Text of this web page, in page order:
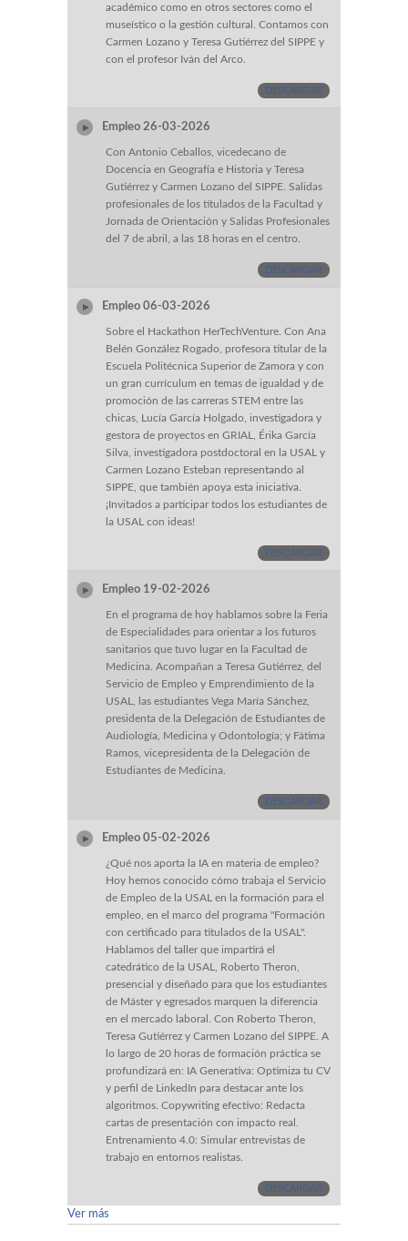
académico como en otros sectores como el
museístico o la gestión cultural. Contamos con
Carmen Lozano y Teresa Gutiérrez del SIPPE y
con el profesor Iván del Arco.
DESCARGAR
Empleo 26-03-2026
Con Antonio Ceballos, vicedecano de
Docencia en Geografía e Historia y Teresa
Gutiérrez y Carmen Lozano del SIPPE. Salidas
profesionales de los titulados de la Facultad y
Jornada de Orientación y Salidas Profesionales
del 7 de abril, a las 18 horas en el centro.
DESCARGAR
Empleo 06-03-2026
Sobre el Hackathon HerTechVenture. Con Ana
Belén González Rogado, profesora titular de la
Escuela Politécnica Superior de Zamora y con
un gran currículum en temas de igualdad y de
promoción de las carreras STEM entre las
chicas, Lucía García Holgado, investigadora y
gestora de proyectos en GRIAL, Érika García
Silva, investigadora postdoctoral en la USAL y
Carmen Lozano Esteban representando al
SIPPE, que también apoya esta iniciativa.
¡Invitados a participar todos los estudiantes de
la USAL con ideas!
DESCARGAR
Empleo 19-02-2026
En el programa de hoy hablamos sobre la Feria
de Especialidades para orientar a los futuros
sanitarios que tuvo lugar en la Facultad de
Medicina. Acompañan a Teresa Gutiérrez, del
Servicio de Empleo y Emprendimiento de la
USAL, las estudiantes Vega María Sánchez,
presidenta de la Delegación de Estudiantes de
Audiología, Medicina y Odontología; y Fátima
Ramos, vicepresidenta de la Delegación de
Estudiantes de Medicina.
DESCARGAR
Empleo 05-02-2026
¿Qué nos aporta la IA en materia de empleo?
Hoy hemos conocido cómo trabaja el Servicio
de Empleo de la USAL en la formación para el
empleo, en el marco del programa "Formación
con certificado para titulados de la USAL".
Hablamos del taller que impartirá el
catedrático de la USAL, Roberto Theron,
presencial y diseñado para que los estudiantes
de Máster y egresados marquen la diferencia
en el mercado laboral. Con Roberto Theron,
Teresa Gutiérrez y Carmen Lozano del SIPPE. A
lo largo de 20 horas de formación práctica se
profundizará en: IA Generativa: Optimiza tu CV
y perfil de LinkedIn para destacar ante los
algoritmos. Copywriting efectivo: Redacta
cartas de presentación con impacto real.
Entrenamiento 4.0: Simular entrevistas de
trabajo en entornos realistas.
DESCARGAR
Ver más